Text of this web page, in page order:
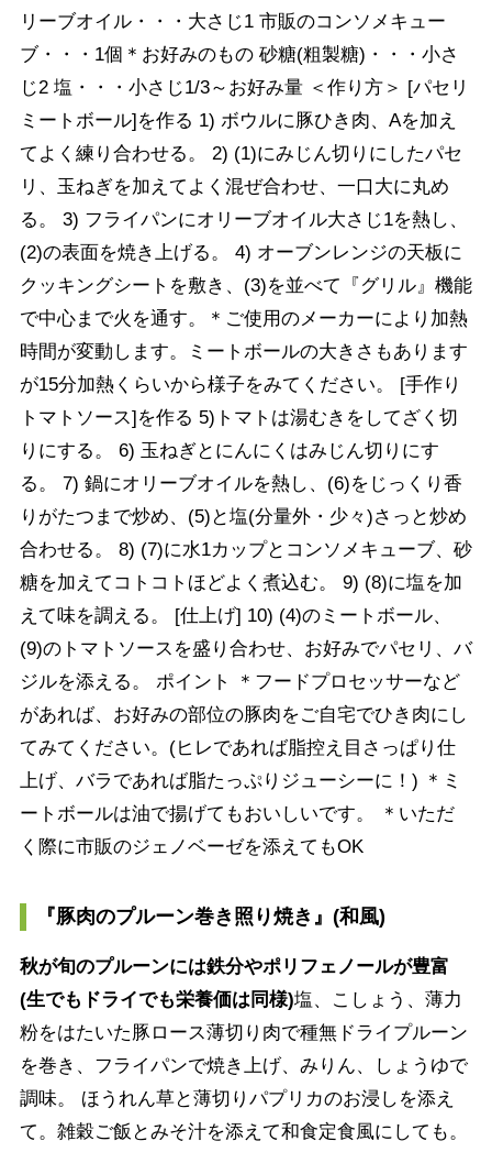
リーブオイル・・・大さじ1 市販のコンソメキュー
ブ・・・1個＊お好みのもの 砂糖(粗製糖)・・・小さ
じ2 塩・・・小さじ1/3～お好み量 ＜作り方＞ [パセリ
ミートボール]を作る 1) ボウルに豚ひき肉、Aを加え
てよく練り合わせる。 2) (1)にみじん切りにしたパセ
リ、玉ねぎを加えてよく混ぜ合わせ、一口大に丸め
る。 3) フライパンにオリーブオイル大さじ1を熱し、
(2)の表面を焼き上げる。 4) オーブンレンジの天板に
クッキングシートを敷き、(3)を並べて『グリル』機能
で中心まで火を通す。＊ご使用のメーカーにより加熱
時間が変動します。ミートボールの大きさもあります
が15分加熱くらいから様子をみてください。 [手作り
トマトソース]を作る 5)トマトは湯むきをしてざく切
りにする。 6) 玉ねぎとにんにくはみじん切りにす
る。 7) 鍋にオリーブオイルを熱し、(6)をじっくり香
りがたつまで炒め、(5)と塩(分量外・少々)さっと炒め
合わせる。 8) (7)に水1カップとコンソメキューブ、砂
糖を加えてコトコトほどよく煮込む。 9) (8)に塩を加
えて味を調える。 [仕上げ] 10) (4)のミートボール、
(9)のトマトソースを盛り合わせ、お好みでパセリ、バ
ジルを添える。 ポイント ＊フードプロセッサーなど
があれば、お好みの部位の豚肉をご自宅でひき肉にし
てみてください。(ヒレであれば脂控え目さっぱり仕
上げ、バラであれば脂たっぷりジューシーに！) ＊ミ
ートボールは油で揚げてもおいしいです。 ＊いただ
く際に市販のジェノベーゼを添えてもOK
『豚肉のプルーン巻き照り焼き』(和風)
秋が旬のプルーンには鉄分やポリフェノールが豊富
(生でもドライでも栄養価は同様)塩、こしょう、薄力
粉をはたいた豚ロース薄切り肉で種無ドライプルーン
を巻き、フライパンで焼き上げ、みりん、しょうゆで
調味。 ほうれん草と薄切りパプリカのお浸しを添え
て。雑穀ご飯とみそ汁を添えて和食定食風にしても。